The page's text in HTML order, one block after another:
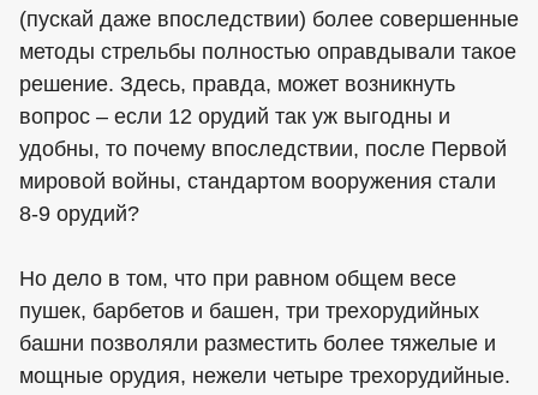
(пускай даже впоследствии) более совершенные
методы стрельбы полностью оправдывали такое
решение. Здесь, правда, может возникнуть
вопрос – если 12 орудий так уж выгодны и
удобны, то почему впоследствии, после Первой
мировой войны, стандартом вооружения стали
8-9 орудий?
Но дело в том, что при равном общем весе
пушек, барбетов и башен, три трехорудийных
башни позволяли разместить более тяжелые и
мощные орудия, нежели четыре трехорудийные.